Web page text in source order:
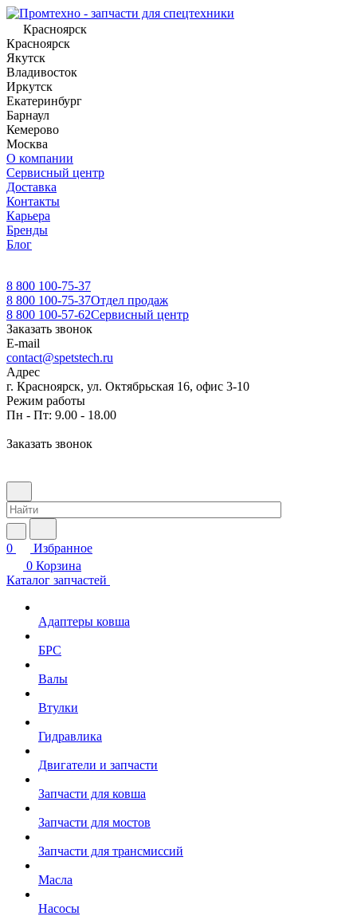
Красноярск
Красноярск
Якутск
Владивосток
Иркутск
Екатеринбург
Барнаул
Кемерово
Москва
О компании
Сервисный центр
Доставка
Контакты
Карьера
Бренды
Блог
8 800 100-75-37
8 800 100-75-37Отдел продаж
8 800 100-57-62Сервисный центр
Заказать звонок
E-mail
contact@spetstech.ru
Адрес
г. Красноярск, ул. Октябрьская 16, офис 3-10
Режим работы
Пн - Пт: 9.00 - 18.00
Заказать звонок
0
Избранное
0 Корзина
Каталог запчастей
Адаптеры ковша
БРС
Валы
Втулки
Гидравлика
Двигатели и запчасти
Запчасти для ковша
Запчасти для мостов
Запчасти для трансмиссий
Масла
Насосы